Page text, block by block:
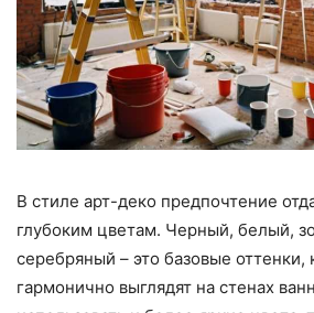
В стиле арт-деко предпочтение
глубоким цветам. Черный, белый,
серебряный – это базовые оттенки,
гармонично выглядят на стенах